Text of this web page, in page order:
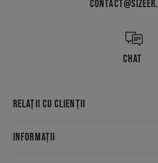
CHAT
RELAȚII CU CLIENȚII
INFORMAȚII